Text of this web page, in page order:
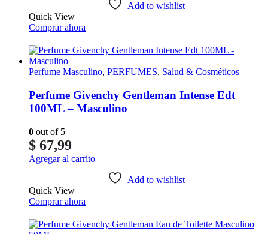
Add to wishlist
Quick View
Comprar ahora
Perfume Masculino, PERFUMES, Salud & Cosméticos
Perfume Givenchy Gentleman Intense Edt
100ML – Masculino
0 out of 5
$ 67,99
Agregar al carrito
Add to wishlist
Quick View
Comprar ahora